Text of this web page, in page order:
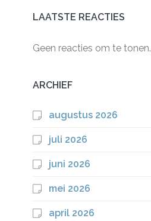
LAATSTE REACTIES
Geen reacties om te tonen.
ARCHIEF
augustus 2026
juli 2026
juni 2026
mei 2026
april 2026